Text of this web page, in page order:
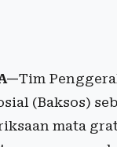
Tim
(Baksos)
mata